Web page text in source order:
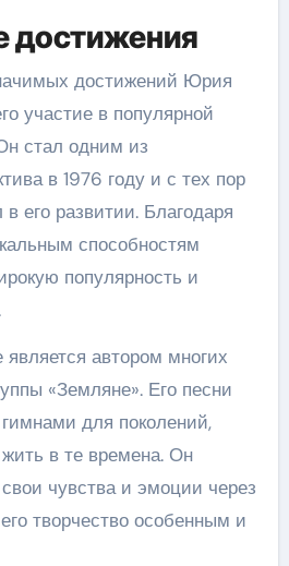
достижения
достижений Юрия
участие в популярной
стал одним из
в 1976 году и с тех пор
в его развитии. Благодаря
способностям
популярность и
автором многих
«Земляне». Его песни
для поколений,
в те времена. Он
чувства и эмоции через
творчество особенным и